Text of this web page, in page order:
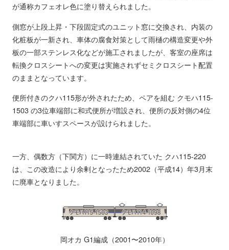
が通称カフェオレ色に塗り替えられました。
側窓が上段上昇・下段固定式のユニット窓に交換され、内装の
化粧板が一新され、車体の腐食対策として雨樋の構造変更や外
板の一部ステンレス化などが施工されましたが、客室の座席は
転換クロスシートへの変更は実施されずセミクロスシート配置
のままとなっています。
便所付きのクハ115形が外されたため、ペアを組む クモハ115-
1503 の3位車端部に和式便所が増設され、便所の反対側の4位
車端部に車いすスペースが設けられました。
一方、偶数方（下関方）に一時連結されていた クハ115-220
は、この改造により余剰となったため2002（平成14）年3月末
に廃車となりました。
岡オカ G1編成（2001〜2010年）